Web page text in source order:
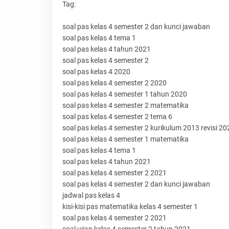
Tag:
soal pas kelas 4 semester 2 dan kunci jawaban
soal pas kelas 4 tema 1
soal pas kelas 4 tahun 2021
soal pas kelas 4 semester 2
soal pas kelas 4 2020
soal pas kelas 4 semester 2 2020
soal pas kelas 4 semester 1 tahun 2020
soal pas kelas 4 semester 2 matematika
soal pas kelas 4 semester 2 tema 6
soal pas kelas 4 semester 2 kurikulum 2013 revisi
soal pas kelas 4 semester 1 matematika
soal pas kelas 4 tema 1
soal pas kelas 4 tahun 2021
soal pas kelas 4 semester 2 2021
soal pas kelas 4 semester 2 dan kunci jawaban
jadwal pas kelas 4
kisi-kisi pas matematika kelas 4 semester 1
soal pas kelas 4 semester 2 2021